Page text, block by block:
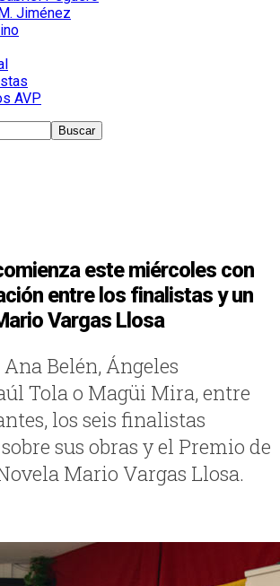
Jiménez
AVP
este miércoles con
entre los finalistas y un
Vargas Llosa
Belén, Ángeles
Tola o Magüi Mira, entre
los seis finalistas
sus obras y el Premio de
Mario Vargas Llosa.